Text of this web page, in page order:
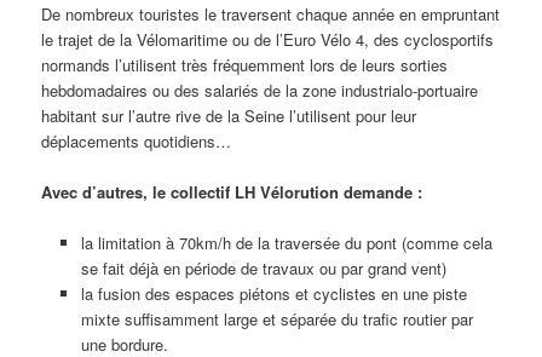
De nombreux touristes le traversent chaque année en empruntant
le trajet de la Vélomaritime ou de l’Euro Vélo 4, des cyclosportifs
normands l’utilisent très fréquemment lors de leurs sorties
hebdomadaires ou des salariés de la zone industrialo-portuaire
habitant sur l’autre rive de la Seine l’utilisent pour leur
déplacements quotidiens…
Avec d’autres, le collectif LH Vélorution demande :
la limitation à 70km/h de la traversée du pont (comme cela
se fait déjà en période de travaux ou par grand vent)
la fusion des espaces piétons et cyclistes en une piste
mixte suffisamment large et séparée du trafic routier par
une bordure.